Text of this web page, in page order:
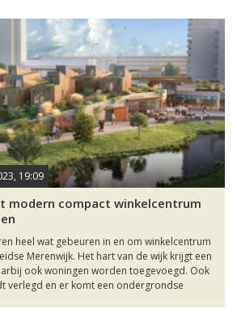
19:09
modern compact winkelcentrum
heel wat gebeuren in en om winkelcentrum
Merenwijk. Het hart van de wijk krijgt een
ook woningen worden toegevoegd. Ook
verlegd en er komt een ondergrondse